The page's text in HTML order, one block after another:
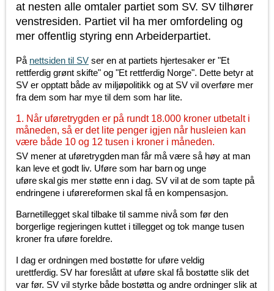
at nesten alle omtaler partiet som SV. SV tilhører
venstresiden. Partiet vil ha mer omfordeling og
mer offentlig styring enn Arbeiderpartiet.
På nettsiden til SV ser en at partiets hjertesaker er "Et
rettferdig grønt skifte" og "Et rettferdig Norge". Dette betyr at
SV er opptatt både av miljøpolitikk og at SV vil overføre mer
fra dem som har mye til dem som har lite.
1. Når uføretrygden er på rundt 18.000 kroner utbetalt i
måneden, så er det lite penger igjen når husleien kan
være både 10 og 12 tusen i kroner i måneden.
SV mener at uføretrygden man får må være så høy at man
kan leve et godt liv. Uføre som har barn og unge
uføre skal gis mer støtte enn i dag. SV vil at de som tapte på
endringene i uførereformen skal få en kompensasjon.
Barnetillegget skal tilbake til samme nivå som før den
borgerlige regjeringen kuttet i tillegget og tok mange tusen
kroner fra uføre foreldre.
I dag er ordningen med bostøtte for uføre veldig
urettferdig. SV har foreslått at uføre skal få bostøtte slik det
var før. SV vil styrke både bostøtta og andre ordninger slik at